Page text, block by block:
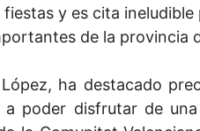
y es cita
de la provincia
ha destacado
a poder disfrutar de